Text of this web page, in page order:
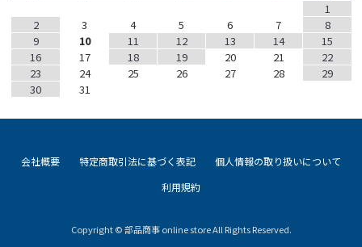
1
2
3 4 5 6 7
8
9
10 11 12 13 14
15
16
17 18 19 20 21
22
23
24 25 26 27 28
29
30
31
会社概要 特定商取引法に基づく表記
個人情報の取り扱いについて
利用規約
Copyright © 部品商事 online store All Rights Reserved.